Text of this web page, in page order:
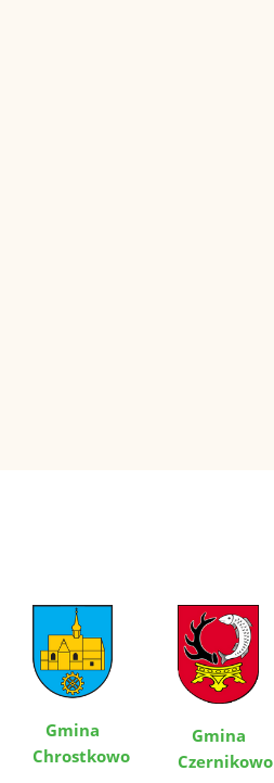
Gmina
Chrostkowo
Gmina
Czernikowo